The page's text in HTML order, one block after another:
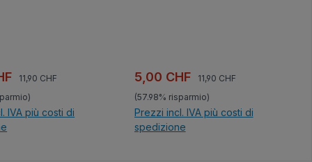
vendita:
Prezzo normale:
11,90 CHF
IVA più costi di
Prezzo di vendita:
5,00 CHF Prezzo normale:
11,90 CHF
(57.98% risparmio)
Prezzi incl. IVA più costi di
spedizione